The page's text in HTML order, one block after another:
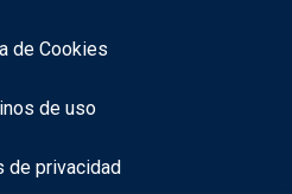
de Cookies
de uso
de privacidad